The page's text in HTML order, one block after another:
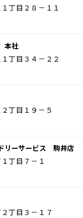
丁目２８－１１
本社
丁目３４－２２
丁目１９－５
リーサービス 駒井店
丁目７－１
丁目３－１７